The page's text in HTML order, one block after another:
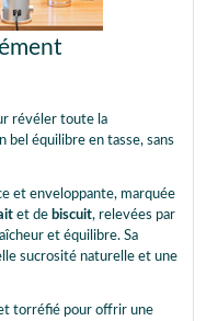
révéler toute la
bel équilibre en tasse, sans
et enveloppante, marquée
et de biscuit, relevées par
et équilibre. Sa
sucrosité naturelle et une
torréfié pour offrir une